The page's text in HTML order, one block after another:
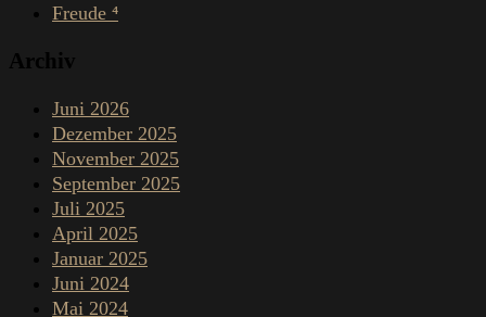
Freude ⁴
Archiv
Juni 2026
Dezember 2025
November 2025
September 2025
Juli 2025
April 2025
Januar 2025
Juni 2024
Mai 2024